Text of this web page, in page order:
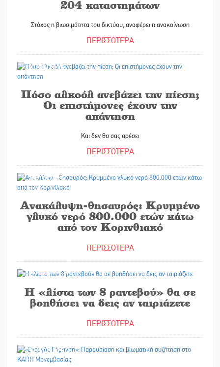
204 καταστημάτων
Στόχος η βιωσιμότητα του δικτύου, αναφέρει η ανακοίνωση
ΠΕΡΙΣΣΟΤΕΡΑ
30/10/2025
Πόσο αλκοόλ ανεβάζει την πίεση;
Οι επιστήμονες έχουν την
απάντηση
Και δεν θα σας αρέσει
ΠΕΡΙΣΣΟΤΕΡΑ
30/10/2025
Ανακάλυψη-θησαυρός: Κρυμμένο
γλυκό νερό 800.000 ετών κάτω
από τον Κορινθιακό
ΠΕΡΙΣΣΟΤΕΡΑ
Η «λίστα των 8 ραντεβού» θα σε
βοηθήσει να δεις αν ταιριάζετε
ΠΕΡΙΣΣΟΤΕΡΑ
30/10/2025